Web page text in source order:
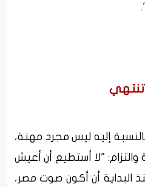
تنتهي
إليه ليس مجرد مهنة،
"لا أستطيع أن أعيش
البداية أن أكون صوت مصر،